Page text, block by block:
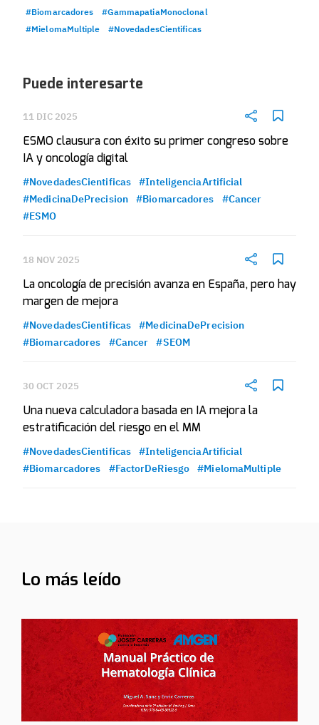
#Biomarcadores
#GammapatiaMonoclonal
#MielomaMultiple
#NovedadesCientificas
Puede interesarte
11 DIC 2025
ESMO clausura con éxito su primer congreso sobre
IA y oncología digital
#NovedadesCientificas
#InteligenciaArtificial
#MedicinaDePrecision
#Biomarcadores
#Cancer
#ESMO
18 NOV 2025
La oncología de precisión avanza en España, pero hay
margen de mejora
#NovedadesCientificas
#MedicinaDePrecision
#Biomarcadores
#Cancer #SEOM
30 OCT 2025
Una nueva calculadora basada en IA mejora la
estratificación del riesgo en el MM
#NovedadesCientificas
#InteligenciaArtificial
#Biomarcadores
#FactorDeRiesgo #MielomaMultiple
Lo más leído